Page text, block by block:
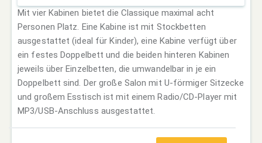
Mit vier Kabinen bietet die Classique maximal acht
Personen Platz. Eine Kabine ist mit Stockbetten
ausgestattet (ideal für Kinder), eine Kabine verfügt über
ein festes Doppelbett und die beiden hinteren Kabinen
jeweils über Einzelbetten, die umwandelbar in je ein
Doppelbett sind. Der große Salon mit U-förmiger Sitzecke
und großem Esstisch ist mit einem Radio/CD-Player mit
MP3/USB-Anschluss ausgestattet.